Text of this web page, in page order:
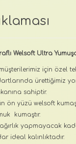
Welsoft Ultra
için özel
ürettiğimiz
sahiptir.
ön yüzü welsoft
kumaştır.
yapmayacak
ideal kalınlıktadır.